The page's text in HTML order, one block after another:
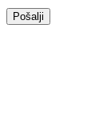
Pošalji